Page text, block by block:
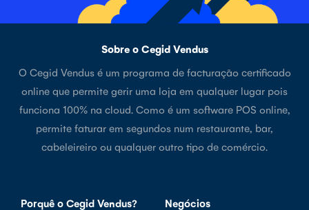
Sobre o Cegid Vendus
O Cegid Vendus é um programa de facturação certificado
online que permite gerir uma loja em qualquer lugar pois
funciona 100% na cloud. Como é um software POS online,
permite faturar em segundos num restaurante, bar,
cabeleireiro ou qualquer outro tipo de comércio.
Porquê o Cegid Vendus?
Negócios